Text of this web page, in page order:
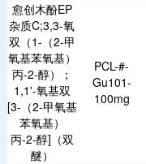
愈创木酚EP
杂质C;3,3-氧
双（1-（2-甲
氧基苯氧基）
丙-2-醇）；
1,1'-氧基双
[3-（2-甲氧基
苯氧基）
丙-2-醇]（双
醚）
PCL-#-
Gu101-
100mg